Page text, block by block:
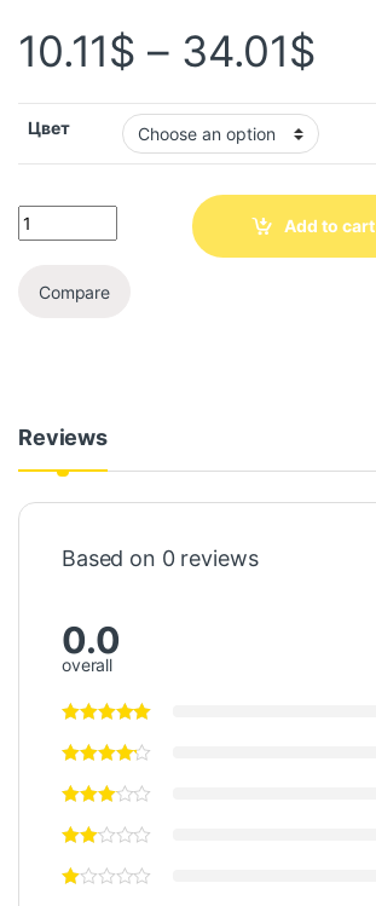
10.11$ – 34.01$
Цвет
Add to cart
Compare
Reviews
Based on 0 reviews
0.0
overall